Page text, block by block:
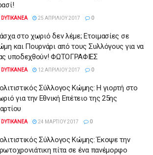
DYTIKANEA 25 ΑΠΡΙΛΊΟΥ 2017 0
στο χωριό δεν λέμε; Ετοιμασίες σε
και Πουρνάρι από τους Συλλόγους για να
υποδεχθούν! ΦΩΤΟΓΡΑΦΙΕΣ
DYTIKANEA 12 ΑΠΡΙΛΊΟΥ 2017 0
Σύλλογος Κώμης: Η γιορτή στο
για την Εθνική Επέτειο της 25ης
DYTIKANEA 24 ΜΑΡΤΊΟΥ 2017 0
Σύλλογος Κώμης: Έκοψε την
πίτα σε ένα πανέμορφο